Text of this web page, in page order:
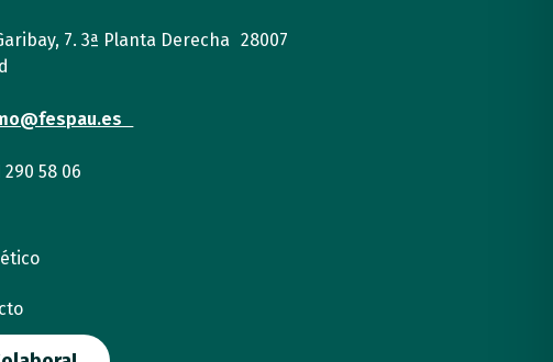
7. 3ª Planta Derecha 28007
290 58 06